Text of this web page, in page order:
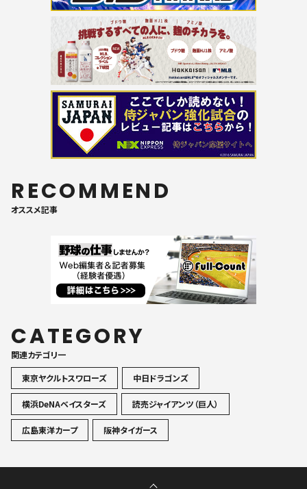
RECOMMEND
オススメ記事
CATEGORY
関連カテゴリ一
東京ヤクルトスワローズ
中日ドラゴンズ
横浜DeNAベイスターズ 読売ジャイアンツ（巨人）
広島東洋カープ 阪神タイガース